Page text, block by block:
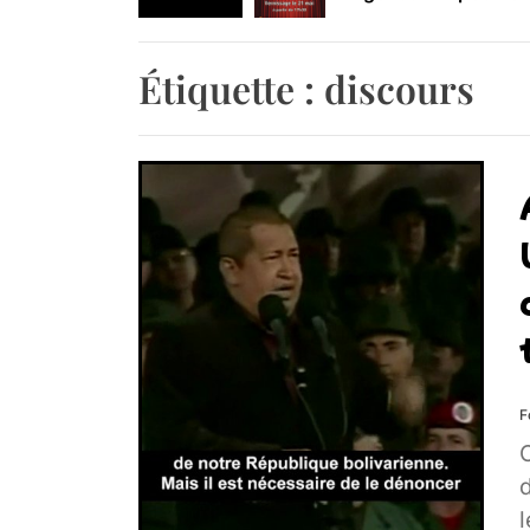
Retrouvez-nous au
Étiquette : discours